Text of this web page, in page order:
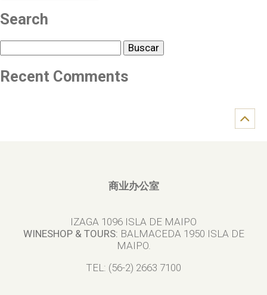
Search
Recent Comments
商业办公室
IZAGA 1096 ISLA DE MAIPO
WINESHOP & TOURS: BALMACEDA 1950 ISLA DE
MAIPO.
TEL: (56-2) 2663 7100